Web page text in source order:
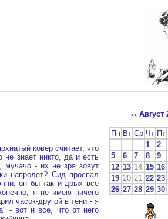
ковер считает, что
не знает никто, да и есть
мучачо - их не зря зовут
напролет? Сид проспал
он бы так и дрых все
я не имею ничего
часок-другой в тени - я
- вот и все, что от него
<< Август
Пн Вт Ср Чт Пт
1
2
5
6 7 8 9
12 13 14 15 16
19 20 21 22 23
26 27 28 29 30